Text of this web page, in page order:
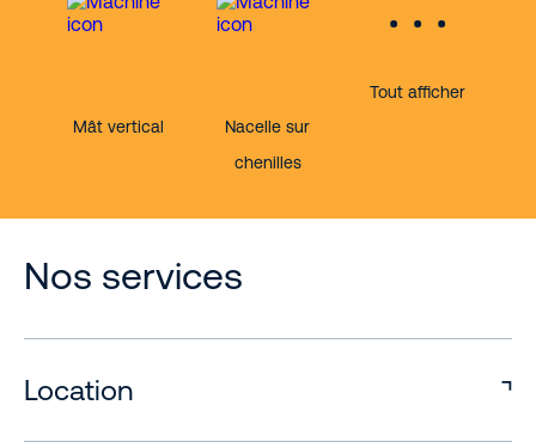
Mât vertical
Nacelle sur
chenilles
Tout afficher
Nos services
Location